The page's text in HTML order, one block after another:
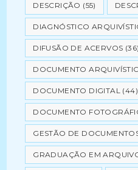
DESCRIÇÃO (55)
DIAGNÓSTICO
DIFUSÃO DE ACERVOS (36)
DOCUMENTO
DOCUMENTO DIGITAL (44)
DOCUMENTO
GESTÃO DE
GRADUAÇÃO EM